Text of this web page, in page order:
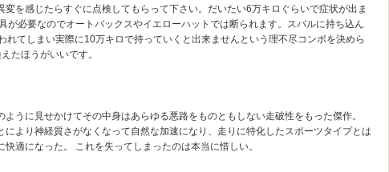
を感じたらすぐに点検してもらって下さい。だいたい6万キロぐらいで症状が出ま
必要なのでオートバックスやイエローハットでは断られます。スバルに持ち込ん
れてしまい実際に10万キロで持っていくと出来ませんという理不尽コンボを決めら
えたほうがいいです。
うに見せかけてその中身はあらゆる悪路をものともしない走破性をもった傑作。
により神経質さがなくなって自然な加速になり、走りに特化したスポーツタイプとは
適になった。 これを失ってしまったのは本当に惜しい。